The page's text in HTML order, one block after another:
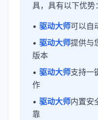
具，具有以下优势：
• 驱动大师可以自
• 驱动大师提供与
版本
• 驱动大师支持一
作
• 驱动大师内置安
靠